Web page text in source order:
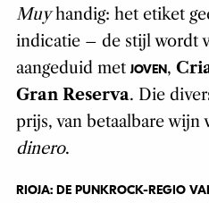
Muyhandig: het etiket
indicatie – de stijl wordt
aangeduid met JOVEN,
Gran Reserva. Die
prijs, van betaalbare wijn
dinero.
RIOJA: DE PUNKROCK-REGIO